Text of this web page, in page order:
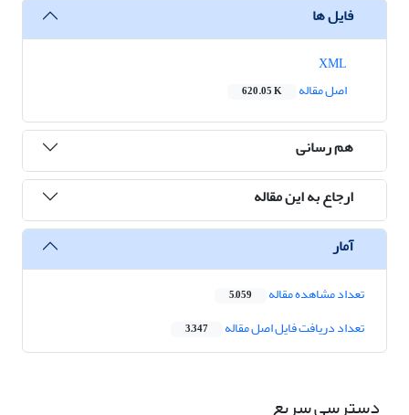
فایل ها
اصل مقاله
620.05 K
هم رسانی
ارجاع به این مقاله
آمار
تعداد مشاهده مقاله 5,059
تعداد دریافت فایل اصل مقاله 3,347
دسترسی سریع